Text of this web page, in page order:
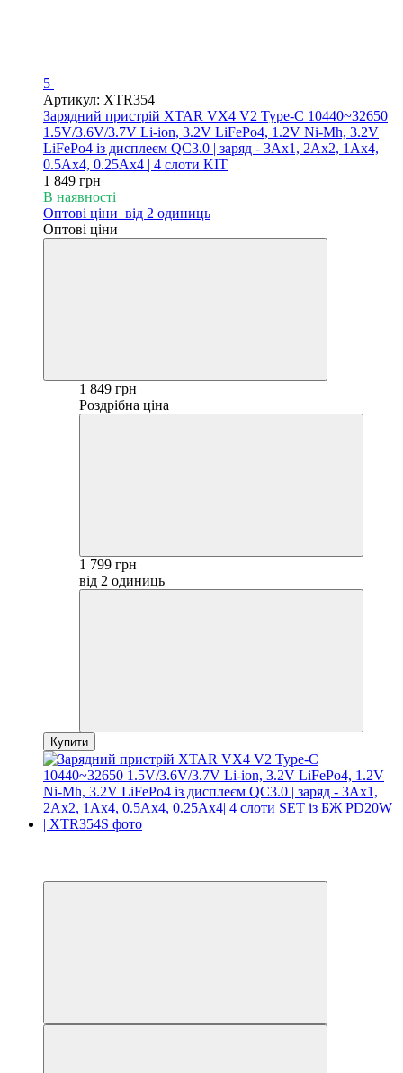
5
Артикул: XTR354
Зарядний пристрій XTAR VX4 V2 Type-C 10440~32650
1.5V/3.6V/3.7V Li-ion, 3.2V LiFePo4, 1.2V Ni-Mh, 3.2V
LiFePo4 із дисплеєм QC3.0 | заряд - 3Ax1, 2Ax2, 1Ax4,
0.5Ax4, 0.25Ax4 | 4 слоти KIT
1 849 грн
В наявності
Оптові ціни від 2 одиниць
Оптові ціни
1 849 грн
Роздрібна ціна
1 799 грн
від 2 одиниць
Купити